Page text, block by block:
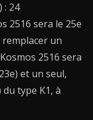
: 24
2516 sera le 25e
un
2516 sera
et un seul,
type K1, à